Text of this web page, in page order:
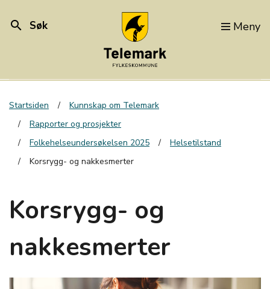
search Søk Meny
Startsiden
Kunnskap om Telemark
Rapporter og prosjekter
Folkehelseundersøkelsen 2025
Helsetilstand
Korsrygg- og nakkesmerter
Korsrygg- og
nakkesmerter